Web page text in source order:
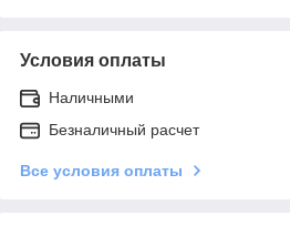
Условия оплаты
Наличными
Безналичный расчет
Все условия оплаты